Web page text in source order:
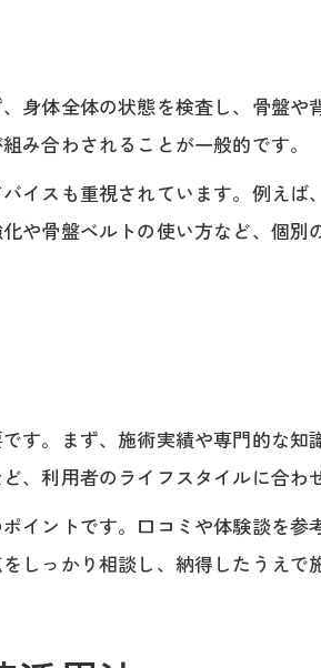
身体全体の状態を検査し、骨盤
み合わされることが一般的です。
イスも重視されています。例えば
や骨盤ベルトの使い方など、個別
す。まず、施術実績や専門的な知
利用者のライフスタイルに合わ
イントです。口コミや体験談を参
っかり相談し、納得したうえで